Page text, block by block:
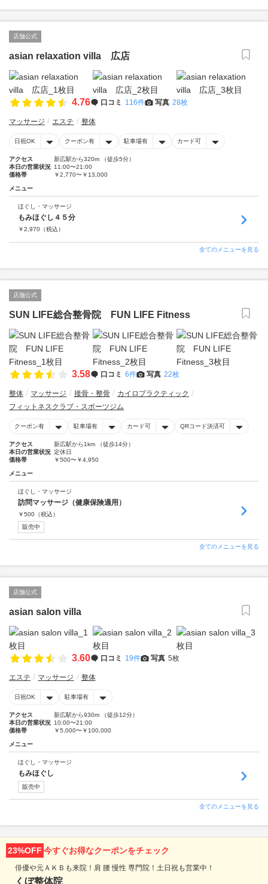
店舗公式
asian relaxation villa 広店
4.76 口コミ 116件 写真 28枚
マッサージ エステ 整体
日祝OK クーポン有 駐車場有 カード可
アクセス
新広駅から320m （徒歩5分）
本日の営業状況 11:00〜21:00
価格帯
￥2,770〜￥13,000
メニュー
ほぐし・マッサージ
もみほぐし４５分
￥2,970 （税込）
全てのメニューを見る
店舗公式
SUN LIFE総合整骨院 FUN LIFE Fitness
3.58 口コミ 6件 写真 22枚
整体 マッサージ 接骨・整骨
カイロプラクティック
フィットネスクラブ・スポーツジム
クーポン有 駐車場有 カード可 QRコード決済可
アクセス
新広駅から1km （徒歩14分）
本日の営業状況 定休日
価格帯
￥500〜￥4,950
メニュー
ほぐし・マッサージ
訪問マッサージ（健康保険適用）
￥500 （税込）
販売中
全てのメニューを見る
店舗公式
asian salon villa
3.60 口コミ 19件 写真 5枚
エステ マッサージ 整体
日祝OK 駐車場有
アクセス
新広駅から930m （徒歩12分）
本日の営業状況 10:00〜21:00
価格帯
￥5,000〜￥100,000
メニュー
ほぐし・マッサージ
もみほぐし
販売中
全てのメニューを見る
23%OFF 今すぐお得なクーポンをチェック
俳優や元ＡＫＢも来院！肩 腰 慢性 専門院！土日祝も営業中！
くぼ整体院